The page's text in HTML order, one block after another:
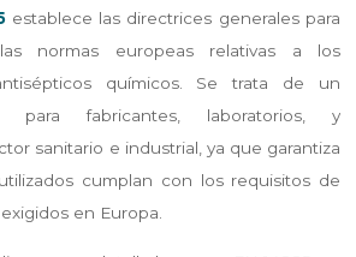
establece las directrices generales para
normas europeas relativas a los
químicos. Se trata de un
para fabricantes, laboratorios, y
sanitario e industrial, ya que garantiza
cumplan con los requisitos de
en Europa.